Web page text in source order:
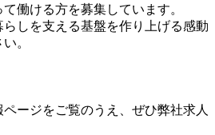
働ける方を募集しています。
しを支える基盤を作り上げる感動
。
ージをご覧のうえ、ぜひ弊社求人